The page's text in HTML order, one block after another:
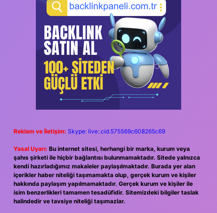
Reklam ve İletişim: Skype: live:.cid.575569c608265c69
Yasal Uyarı: Bu internet sitesi, herhangi bir marka, kurum veya
şahıs şirketi ile hiçbir bağlantısı bulunmamaktadır. Sitede yalnızca
kendi hazırladığımız makaleler paylaşılmaktadır. Burada yer alan
içerikler haber niteliği taşımamakta olup, gerçek kurum ve kişiler
hakkında paylaşım yapılmamaktadır. Gerçek kurum ve kişiler ile
isim benzerlikleri tamamen tesadüfidir. Sitemizdeki bilgiler taslak
halindedir ve tavsiye niteliği taşımazlar.